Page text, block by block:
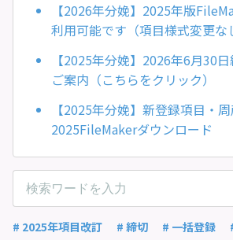
【2026年分娩】2025年版
利用可能です（項目様式変更な
【2025年分娩】2026年6月30
ご案内（こちらをクリック）
【2025年分娩】新登録項目・
2025FileMakerダウンロード
# 2025年項目改訂 # 締切 # 一括登録